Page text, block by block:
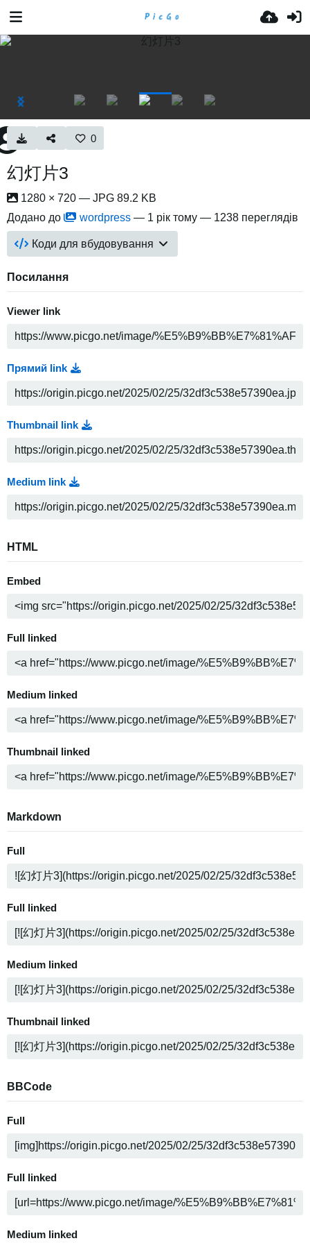
0
幻灯片3
1280 × 720 — JPG 89.2 KB
Додано до
wordpress — 1 рік тому — 1238 переглядів
Коди для вбудовування
Посилання
Viewer link
Прямий link
Thumbnail link
Medium link
HTML
Embed
Full linked
Medium linked
Thumbnail linked
Markdown
Full
Full linked
Medium linked
Thumbnail linked
BBCode
Full
Full linked
Medium linked